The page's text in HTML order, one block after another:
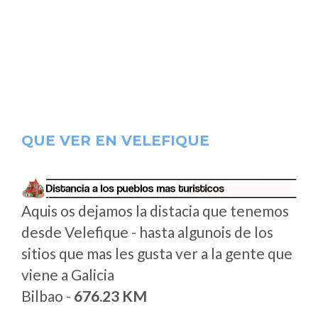
QUE VER EN VELEFIQUE
Aquis os dejamos la distacia que tenemos
desde Velefique - hasta algunois de los
sitios que mas les gusta ver a la gente que
viene a Galicia
Bilbao - 676.23 KM